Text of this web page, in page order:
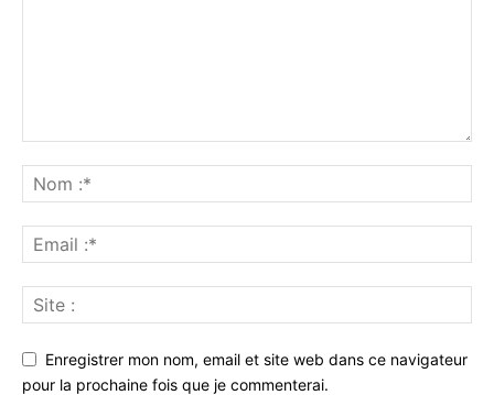
Enregistrer mon nom, email et site web dans ce navigateur
pour la prochaine fois que je commenterai.